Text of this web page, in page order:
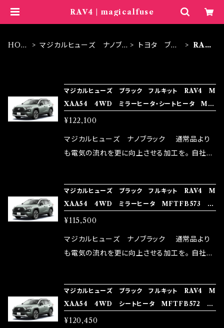
RAV4 | magicalfuse
HOM
マジカルヒューズ ナノブ
トヨタ ブラ
RAV
マジカルヒューズ ブラック フルキット RAV4 M
XAA54 4WD ミラーヒータ・シートヒータ MF
TFB574 74個
¥122,100
マジカルヒューズ ナノブラック 通常品より
も電気の流れを更に向上させる加工を。 自社比
メ！ レーシングドライバーMAX織戸選手がテス
ターとなり吟味し時間を掛けて検証し、これは
体感出来て面白く、車には必ずプラスになりデメ
リットが無い。と。 コラボ開発製品です。 購入先
はこちらのマジカルヒューズ直販サイトと横浜に
rz）の2店舗の専売品になりますので宜しくお願
い致します。
マジカルヒューズ ブラック フルキット RAV4 M
XAA54 4WD ミラーヒータ MFTFB573 70
個
¥115,500
マジカルヒューズ ナノブラック 通常品より
も電気の流れを更に向上させる加工を。 自社比
メ！ レーシングドライバーMAX織戸選手がテス
ターとなり吟味し時間を掛けて検証し、これは
体感出来て面白く、車には必ずプラスになりデメ
マジカルヒューズ ブラック フルキット RAV4 M
XAA54 4WD シートヒータ MFTFB572 73
個
¥120,450